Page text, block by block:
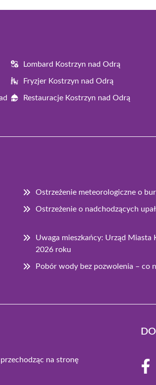
Lombard Kostrzyn nad Odrą
Fryzjer Kostrzyn nad Odrą
Restauracje Kostrzyn nad Odrą
Ostrzeżenie meteorologiczne o
Ostrzeżenie o nadchodzących
Uwaga mieszkańcy: Urząd
2026 roku
Pobór wody bez pozwolenia – co
na stronę